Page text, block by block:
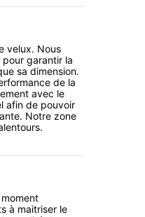
velux. Nous
garantir la
sa dimension.
de la
avec le
afin de pouvoir
Notre zone
à maitriser le